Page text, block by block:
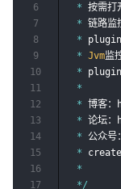
* 按需打
* 链路监
*
* Jvm监
*
*
* 博客
* 论坛
* 公众号
*
*
*/
6
7
8
9
10
11
12
13
14
15
16
17